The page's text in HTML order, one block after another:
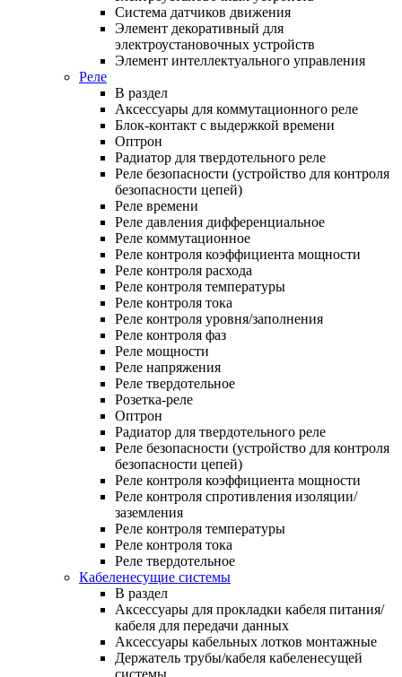
Система датчиков движения
Элемент декоративный для
электроустановочных устройств
Элемент интеллектуального управления
Реле
В раздел
Аксессуары для коммутационного реле
Блок-контакт с выдержкой времени
Оптрон
Радиатор для твердотельного реле
Реле безопасности (устройство для контроля
безопасности цепей)
Реле времени
Реле давления дифференциальное
Реле коммутационное
Реле контроля коэффициента мощности
Реле контроля расхода
Реле контроля температуры
Реле контроля тока
Реле контроля уровня/заполнения
Реле контроля фаз
Реле мощности
Реле напряжения
Реле твердотельное
Розетка-реле
Оптрон
Радиатор для твердотельного реле
Реле безопасности (устройство для контроля
безопасности цепей)
Реле контроля коэффициента мощности
Реле контроля спротивления изоляции/
заземления
Реле контроля температуры
Реле контроля тока
Реле твердотельное
Кабеленесущие системы
В раздел
Аксессуары для прокладки кабеля питания/
кабеля для передачи данных
Аксессуары кабельных лотков монтажные
Держатель трубы/кабеля кабеленесущей
системы